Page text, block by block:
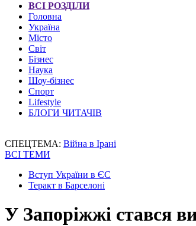
ВСІ РОЗДІЛИ
Головна
Україна
Місто
Світ
Бізнес
Наука
Шоу-бізнес
Спорт
Lifestyle
БЛОГИ ЧИТАЧІВ
СПЕЦТЕМА: Війна в Ірані
ВСІ ТЕМИ
Вступ України в ЄС
Теракт в Барселоні
У Запоріжжі стався